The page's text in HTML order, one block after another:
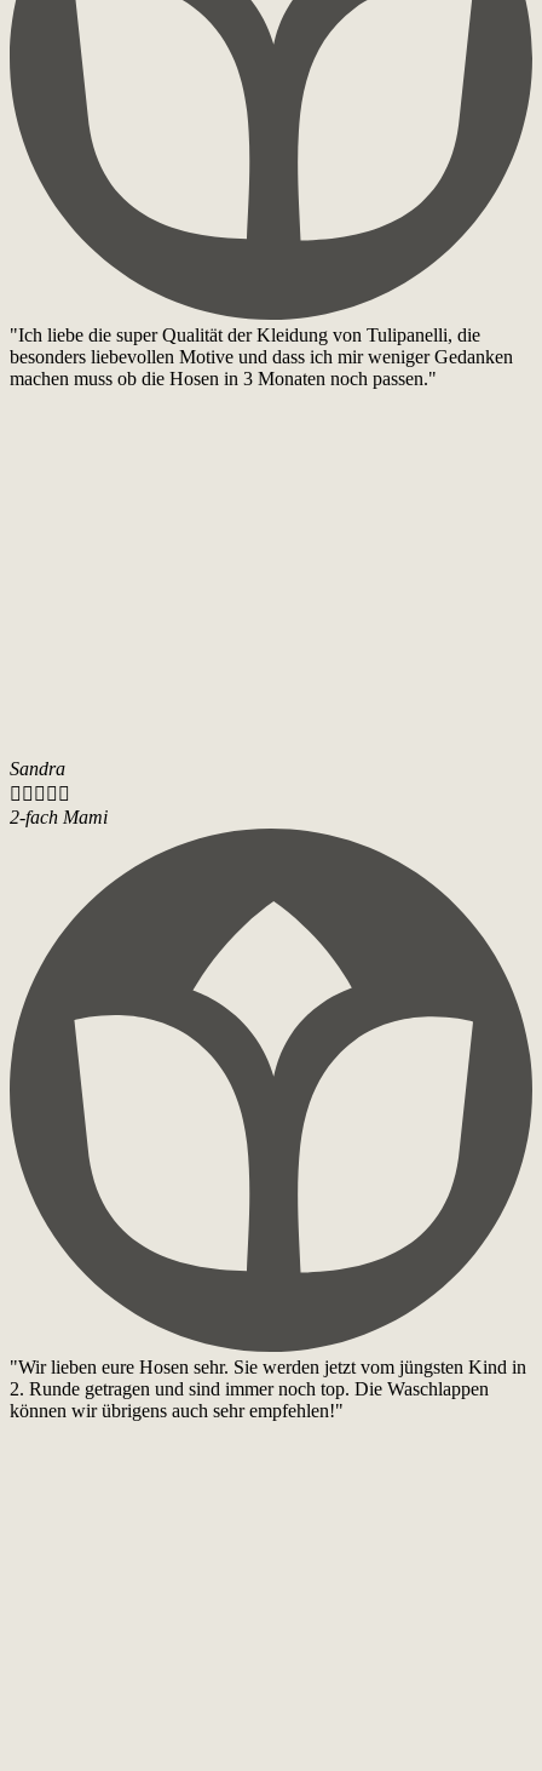
"Ich liebe die super Qualität der Kleidung von Tulipanelli, die
besonders liebevollen Motive und dass ich mir weniger Gedanken
machen muss ob die Hosen in 3 Monaten noch passen."
Sandra
    
2-fach Mami
"Wir lieben eure Hosen sehr. Sie werden jetzt vom jüngsten Kind in
2. Runde getragen und sind immer noch top. Die Waschlappen
können wir übrigens auch sehr empfehlen!"